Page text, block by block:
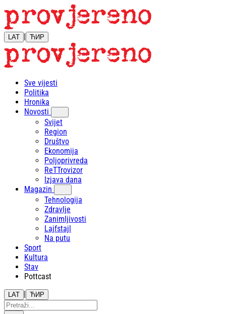
LAT | ЋИР
Sve vijesti
Politika
Hronika
Novosti
Svijet
Region
Društvo
Ekonomija
Poljoprivreda
ReTTrovizor
Izjava dana
Magazin
Tehnologija
Zdravlje
Zanimljivosti
Lajfstajl
Na putu
Sport
Kultura
Stav
Pottcast
LAT | ЋИР